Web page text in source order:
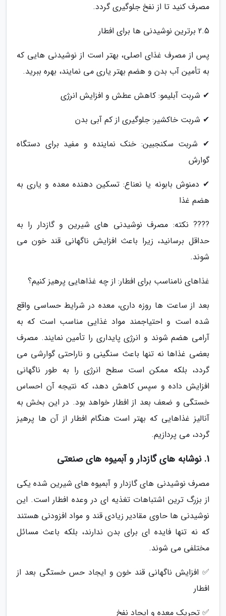
مصرف کنید تا از نفخ جلوگیری گردد.
2.5 برترین نوشیدنی ها برای افطار
پس از مصرف غذای اصلی، بهتر است از نوشیدنی هایی که
به تأمین آب بدن و هضم بهتر یاری می نمایند، بهره ببرید.
✔ شربت آبلیمو: کاهش عطش و افزایش انرژی
✔ شربت خاکشیر: جلوگیری از کم آبی بدن
✔ شربت سکنجبین: خنک نماینده و مفید برای دستگاه
گوارش
✔ دمنوش بابونه یا نعناع: تسکین دهنده معده و یاری به
هضم غذا
???? نکته: مصرف نوشیدنی های شیرین و گازدار را به
حداقل برسانید، زیرا باعث افزایش ناگهانی قند خون می
شوند.
غذاهای نامناسب برای افطار: از چه غذاهایی پرهیز کنیم؟
بعد از ساعت ها روزه داری، معده در شرایط حساسی واقع
شده است و احتیاجمند مواد غذایی مناسب است که به
آرامی هضم شوند و انرژی پایداری را تأمین نمایند. مصرف
بعضی غذاها نه تنها باعث سنگینی و ناراحتی گوارشی می
گردد، بلکه ممکن است سطح انرژی را به طور ناگهانی
افزایش داده و سپس کاهش دهد، که نتیجه آن احساس
خستگی و ضعف بعد از افطار خواهد بود. در این بخش به
آنالیز غذاهایی که بهتر است هنگام افطار از آن ها پرهیز
گردد، می پردازیم.
1. نوشابه های گازدار و آبمیوه های صنعتی
مصرف نوشیدنی های گازدار و آبمیوه های شیرین شده یکی
از بزرگ ترین اشتباهات تغذیه ای در وعده افطار است. این
نوشیدنی ها حاوی مقادیر زیادی قند و مواد افزودنی هستند
که نه تنها فایده ای برای بدن ندارند، بلکه باعث مسائل
مختلفی می شوند.
✅ افزایش ناگهانی قند خون و ایجاد حس خستگی بعد از
افطار
✅ تحریک معده و ایجاد نفخ